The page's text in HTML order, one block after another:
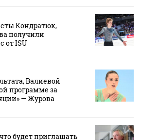
Кондратюк,
получили
от ISU
Валиевой
программе за
— Журова
будет приглашать